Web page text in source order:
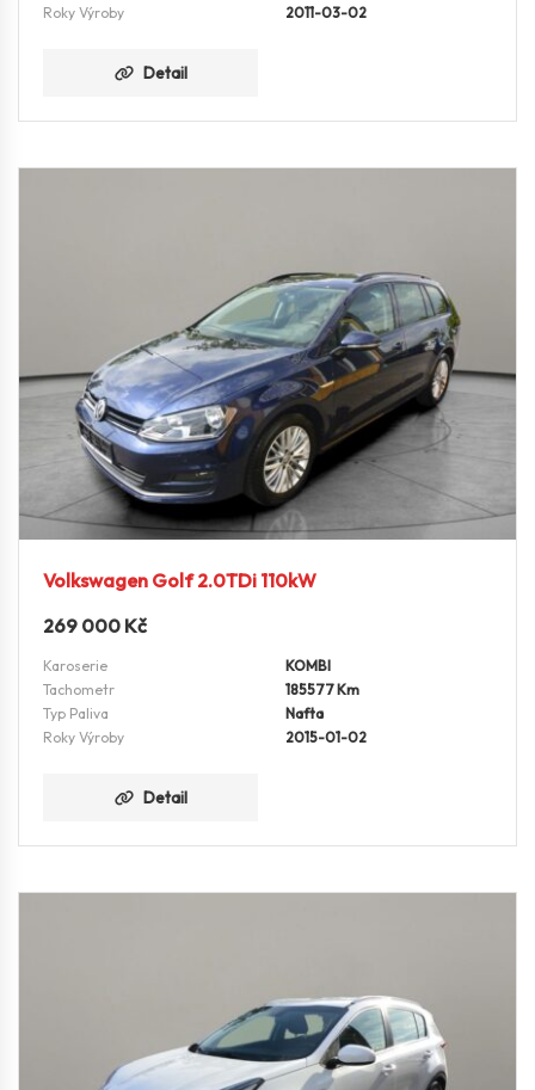
Roky Výroby
2011-03-02
Detail
Volkswagen Golf 2.0TDi 110kW
269 000 Kč
Karoserie
KOMBI
Tachometr
185577 Km
Typ Paliva
Nafta
Roky Výroby
2015-01-02
Detail